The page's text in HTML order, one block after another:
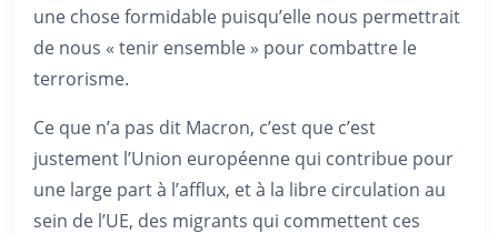
une chose formidable puisqu’elle nous permettrait
de nous « tenir ensemble » pour combattre le
terrorisme.
Ce que n’a pas dit Macron, c’est que c’est
justement l’Union européenne qui contribue pour
une large part à l’afflux, et à la libre circulation au
sein de l’UE, des migrants qui commettent ces